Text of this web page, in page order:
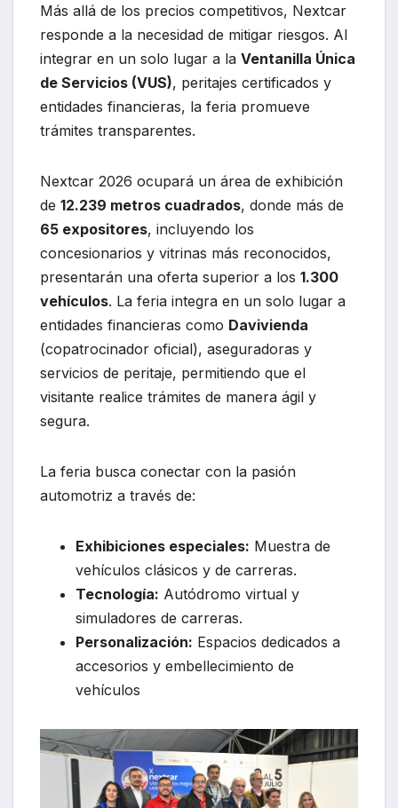
Más allá de los precios competitivos, Nextcar
responde a la necesidad de mitigar riesgos. Al
integrar en un solo lugar a la Ventanilla Única
de Servicios (VUS), peritajes certificados y
entidades financieras, la feria promueve
trámites transparentes.
Nextcar 2026 ocupará un área de exhibición
de 12.239 metros cuadrados, donde más de
65 expositores, incluyendo los
concesionarios y vitrinas más reconocidos,
presentarán una oferta superior a los 1.300
vehículos. La feria integra en un solo lugar a
entidades financieras como Davivienda
(copatrocinador oficial), aseguradoras y
servicios de peritaje, permitiendo que el
visitante realice trámites de manera ágil y
segura.
La feria busca conectar con la pasión
automotriz a través de:
Exhibiciones especiales: Muestra de
vehículos clásicos y de carreras.
Tecnología: Autódromo virtual y
simuladores de carreras.
Personalización: Espacios dedicados a
accesorios y embellecimiento de
vehículos